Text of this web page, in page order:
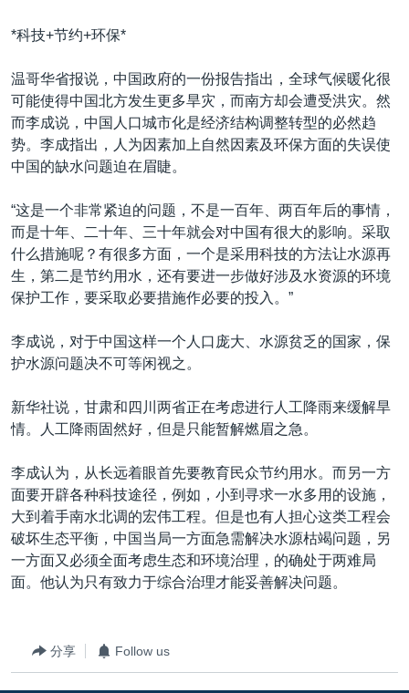
*科技+节约+环保*
温哥华省报说，中国政府的一份报告指出，全球气候暖化很
可能使得中国北方发生更多旱灾，而南方却会遭受洪灾。然
而李成说，中国人口城市化是经济结构调整转型的必然趋
势。李成指出，人为因素加上自然因素及环保方面的失误使
中国的缺水问题迫在眉睫。
“这是一个非常紧迫的问题，不是一百年、两百年后的事情，
而是十年、二十年、三十年就会对中国有很大的影响。采取
什么措施呢？有很多方面，一个是采用科技的方法让水源再
生，第二是节约用水，还有要进一步做好涉及水资源的环境
保护工作，要采取必要措施作必要的投入。”
李成说，对于中国这样一个人口庞大、水源贫乏的国家，保
护水源问题决不可等闲视之。
新华社说，甘肃和四川两省正在考虑进行人工降雨来缓解旱
情。人工降雨固然好，但是只能暂解燃眉之急。
李成认为，从长远着眼首先要教育民众节约用水。而另一方
面要开辟各种科技途径，例如，小到寻求一水多用的设施，
大到着手南水北调的宏伟工程。但是也有人担心这类工程会
破坏生态平衡，中国当局一方面急需解决水源枯竭问题，另
一方面又必须全面考虑生态和环境治理，的确处于两难局
面。他认为只有致力于综合治理才能妥善解决问题。
分享 Follow us